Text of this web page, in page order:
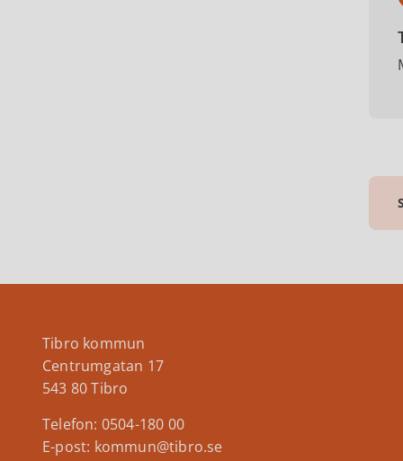
Tibro kommun
Centrumgatan 17
543 80 Tibro
Telefon: 0504-180 00
E-post: kommun@tibro.se